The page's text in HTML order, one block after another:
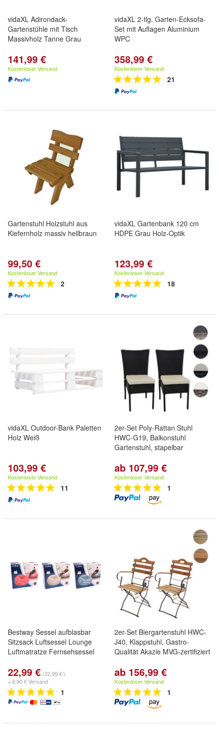
vidaXL Adirondack-
Gartenstühle mit Tisch
Massivholz Tanne Grau
141,99 €
Kostenloser Versand
vidaXL 2-tlg. Garten-Ecksofa-
Set mit Auflagen Aluminium
WPC
358,99 €
Kostenloser Versand
21
Gartenstuhl Holzstuhl aus
Kiefernholz massiv hellbraun
99,50 €
Kostenloser Versand
2
vidaXL Gartenbank 120 cm
HDPE Grau Holz-Optik
123,99 €
Kostenloser Versand
18
vidaXL Outdoor-Bank Paletten
Holz Weiß
103,99 €
Kostenloser Versand
11
2er-Set Poly-Rattan Stuhl
HWC-G19, Balkonstuhl
Gartenstuhl, stapelbar
ab 107,99 €
Kostenloser Versand
1
Bestway Sessel aufblasbar
Sitzsack Luftsessel Lounge
Luftmatratze Fernsehsessel
22,99 € (22,99 €/)
+ 6,90 € Versand
1
2er-Set Biergartenstuhl HWC-
J40, Klappstuhl, Gastro-
Qualität Akazie MVG-zertifiziert
ab 156,99 €
Kostenloser Versand
1